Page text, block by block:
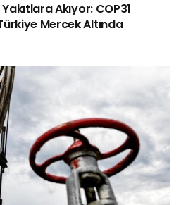
Akıyor: COP31
Mercek Altında